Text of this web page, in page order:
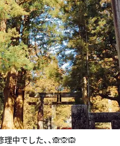
中でした、、🙈🙊🙉